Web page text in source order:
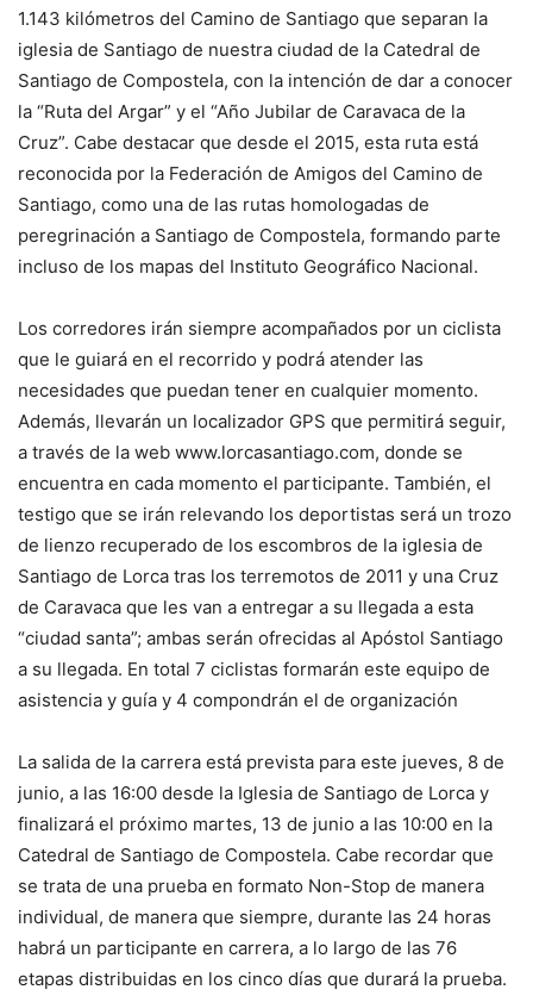
1.143 kilómetros del Camino de Santiago que separan la
iglesia de Santiago de nuestra ciudad de la Catedral de
Santiago de Compostela, con la intención de dar a conocer
la “Ruta del Argar” y el “Año Jubilar de Caravaca de la
Cruz”. Cabe destacar que desde el 2015, esta ruta está
reconocida por la Federación de Amigos del Camino de
Santiago, como una de las rutas homologadas de
peregrinación a Santiago de Compostela, formando parte
incluso de los mapas del Instituto Geográfico Nacional.
Los corredores irán siempre acompañados por un ciclista
que le guiará en el recorrido y podrá atender las
necesidades que puedan tener en cualquier momento.
Además, llevarán un localizador GPS que permitirá seguir,
a través de la web www.lorcasantiago.com, donde se
encuentra en cada momento el participante. También, el
testigo que se irán relevando los deportistas será un trozo
de lienzo recuperado de los escombros de la iglesia de
Santiago de Lorca tras los terremotos de 2011 y una Cruz
de Caravaca que les van a entregar a su llegada a esta
“ciudad santa”; ambas serán ofrecidas al Apóstol Santiago
a su llegada. En total 7 ciclistas formarán este equipo de
asistencia y guía y 4 compondrán el de organización
La salida de la carrera está prevista para este jueves, 8 de
junio, a las 16:00 desde la Iglesia de Santiago de Lorca y
finalizará el próximo martes, 13 de junio a las 10:00 en la
Catedral de Santiago de Compostela. Cabe recordar que
se trata de una prueba en formato Non-Stop de manera
individual, de manera que siempre, durante las 24 horas
habrá un participante en carrera, a lo largo de las 76
etapas distribuidas en los cinco días que durará la prueba.